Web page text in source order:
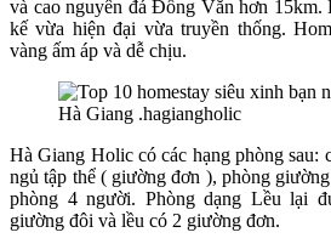
và cao nguyên đá Đồng Văn hơn
kế vừa hiện đại vừa truyền thống.
vàng ấm áp và dễ chịu.
Hà Giang Holic có các hạng phòng sau:
ngủ tập thể ( giường đơn ), phòng
phòng 4 người. Phòng dạng Lều lại
giường đôi và lều có 2 giường đơn.